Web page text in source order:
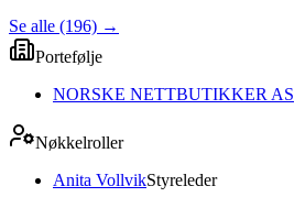
Se alle (196) →
Portefølje
NORSKE NETTBUTIKKER AS
Nøkkelroller
Anita VollvikStyreleder